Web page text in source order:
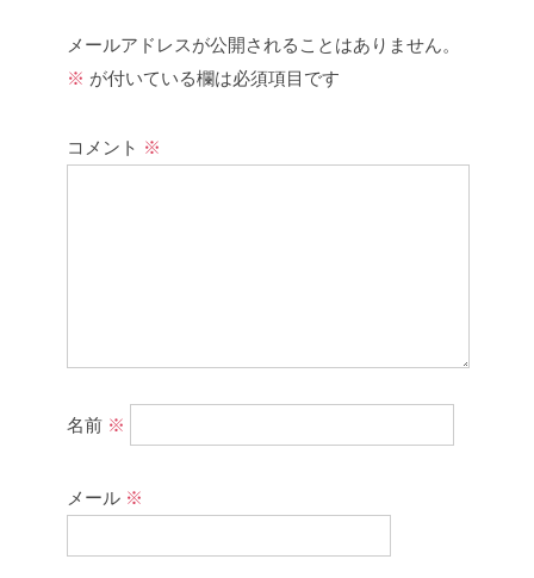
メールアドレスが公開されることはありません。
※ が付いている欄は必須項目です
コメント ※
名前 ※
メール ※